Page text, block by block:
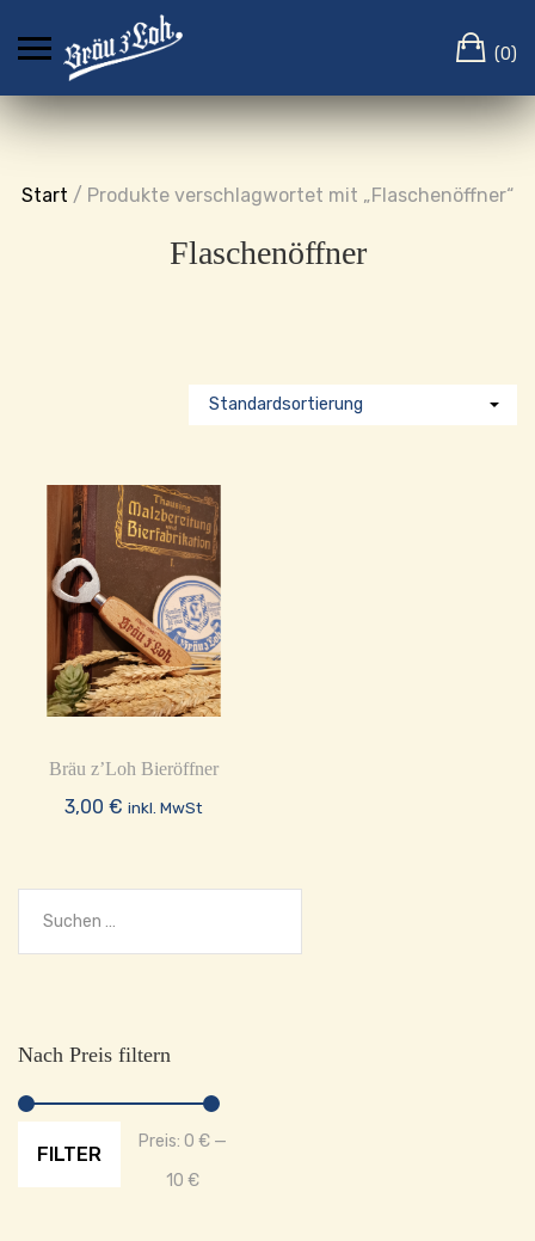
(0)
Start / Produkte verschlagwortet mit „Flaschenöffner“
Flaschenöffner
Bräu z’Loh Bieröffner
3,00 € inkl. MwSt
nach:
Nach Preis filtern
Min.
Preis
Max.
Preis
FILTER
Preis:0 € —
10 €